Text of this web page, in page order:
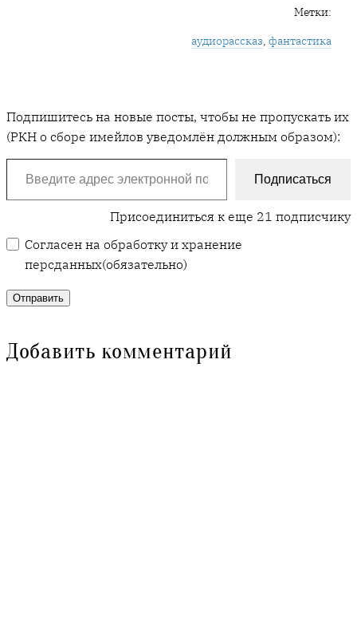
Метки:
аудиорассказ, фантастика
Подпишитесь на новые посты, чтобы не пропускать их
(РКН о сборе имейлов уведомлён должным образом):
Введите адрес электронной почты…
Подписаться
Присоединиться к еще 21 подписчику
Согласен на обработку и хранение
персданных(обязательно)
Отправить
Добавить комментарий